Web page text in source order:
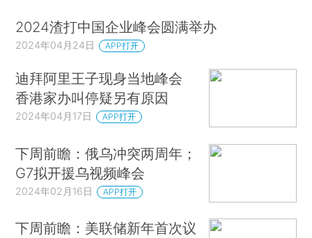
2024渣打中国企业峰会圆满举办
2024年04月24日 APP打开
迪拜阿里王子现身当地峰会
香港家办叫停疑另有原因
2024年04月17日 APP打开
下周前瞻：俄乌冲突两周年；
G7拟开援乌视频峰会
2024年02月16日 APP打开
下周前瞻：美联储新年首次议